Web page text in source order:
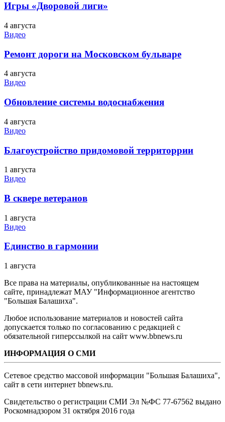
Игры «Дворовой лиги»
4 августа
Видео
Ремонт дороги на Московском бульваре
4 августа
Видео
Обновление системы водоснабжения
4 августа
Видео
Благоустройство придомовой территоррии
1 августа
Видео
В сквере ветеранов
1 августа
Видео
Единство в гармонии
1 августа
Все права на материалы, опубликованные на настоящем
сайте, принадлежат МАУ "Информационное агентство
"Большая Балашиха".
Любое использование материалов и новостей сайта
допускается только по согласованию с редакцией с
обязательной гиперссылкой на сайт www.bbnews.ru
ИНФОРМАЦИЯ О СМИ
Сетевое средство массовой информации "Большая Балашиха",
сайт в сети интернет bbnews.ru.
Свидетельство о регистрации СМИ Эл №ФС ‎77-67562 выдано
Роскомнадзором 31 октября 2016 года